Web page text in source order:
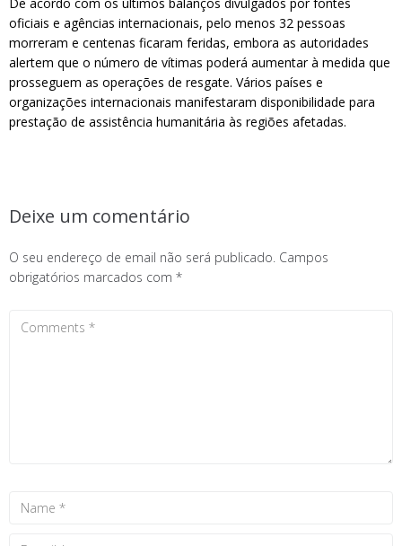
oficiais e agências internacionais, pelo menos 32 pessoas
morreram e centenas ficaram feridas, embora as autoridades
alertem que o número de vítimas poderá aumentar à medida que
prosseguem as operações de resgate. Vários países e
organizações internacionais manifestaram disponibilidade para
prestação de assistência humanitária às regiões afetadas.
Deixe um comentário
O seu endereço de email não será publicado. Campos
obrigatórios marcados com *